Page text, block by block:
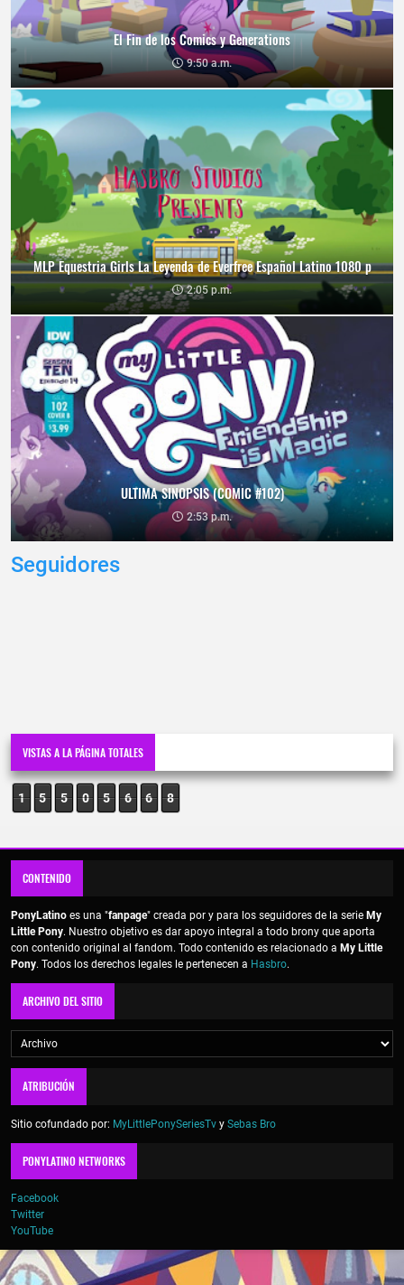
El Fin de los Comics y Generations
9:50 a.m.
MLP Equestria Girls La Leyenda de Everfree Español Latino 1080 p
2:05 p.m.
ULTIMA SINOPSIS (COMIC #102)
2:53 p.m.
Seguidores
VISTAS A LA PÁGINA TOTALES
1 5 5 0 5 6 6 8
CONTENIDO
PonyLatino es una "fanpage" creada por y para los seguidores de la serie My
Little Pony. Nuestro objetivo es dar apoyo integral a todo brony que aporta
con contenido original al fandom. Todo contenido es relacionado a My Little
Pony. Todos los derechos legales le pertenecen a Hasbro.
ARCHIVO DEL SITIO
ATRIBUCIÓN
Sitio cofundado por: MyLittlePonySeriesTv y Sebas Bro
PONYLATINO NETWORKS
Facebook
Twitter
YouTube